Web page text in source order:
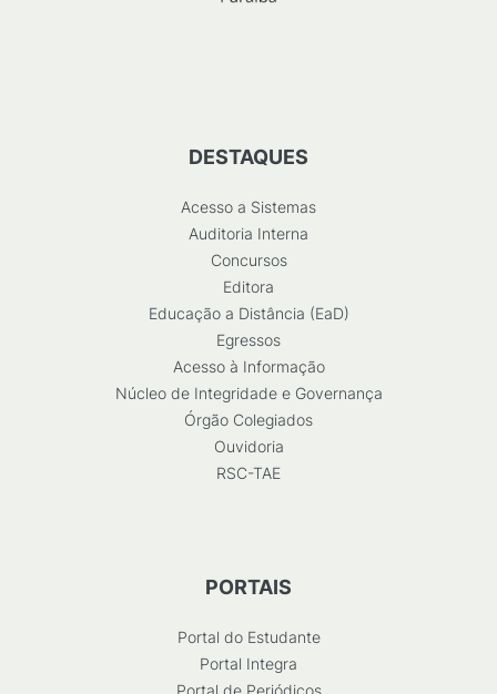
DESTAQUES
Acesso a Sistemas
Auditoria Interna
Concursos
Editora
Educação a Distância (EaD)
Egressos
Acesso à Informação
Núcleo de Integridade e Governança
Órgão Colegiados
Ouvidoria
RSC-TAE
PORTAIS
Portal do Estudante
Portal Integra
Portal de Periódicos